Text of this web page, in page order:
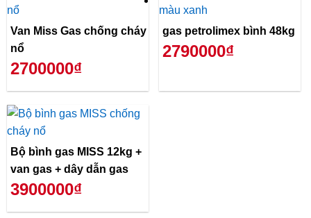
Van Miss Gas chống cháy
nổ
2700000₫
gas petrolimex bình 48kg
2790000₫
Bộ bình gas MISS 12kg +
van gas + dây dẫn gas
3900000₫